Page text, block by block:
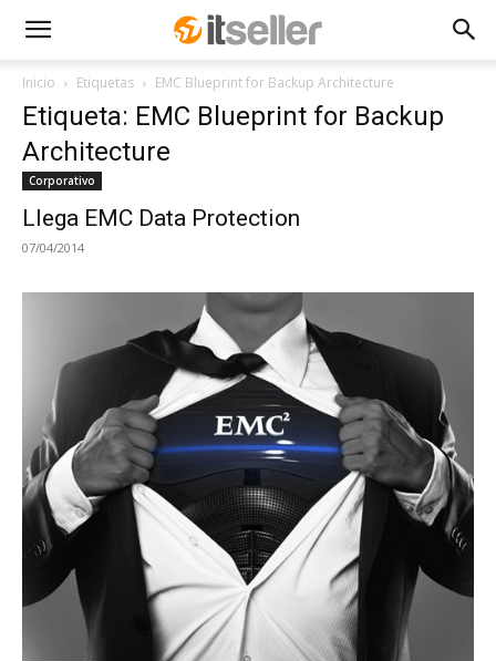
Inicio Etiquetas EMC Blueprint for Backup Architecture
Etiqueta: EMC Blueprint for Backup
Architecture
Corporativo
Llega EMC Data Protection
07/04/2014